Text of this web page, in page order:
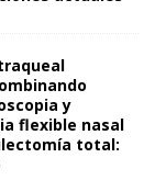
y
flexible nasal
total: